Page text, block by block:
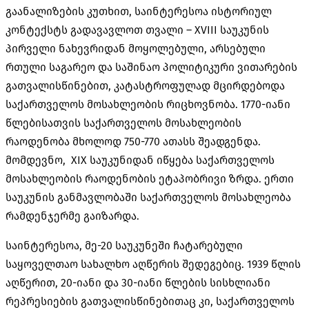
გაანალიზების კუთხით, საინტერესოა ისტორიულ
კონტექსტს გადავავლოთ თვალი – XVIII საუკუნის
პირველი ნახევრიდან მოყოლებული, არსებული
რთული საგარეო და საშინაო პოლიტიკური ვითარების
გათვალისწინებით, კატასტროფულად მცირდებოდა
საქართველოს მოსახლეობის რიცხოვნობა. 1770-იანი
წლებისათვის საქართველოს მოსახლეობის
რაოდენობა მხოლოდ 750-770 ათასს შეადგენდა.
მომდევნო, XIX საუკუნიდან იწყება საქართველოს
მოსახლეობის რაოდენობის ეტაპობრივი ზრდა. ერთი
საუკუნის განმავლობაში საქართველოს მოსახლეობა
რამდენჯერმე გაიზარდა.
საინტერესოა, მე-20 საუკუნეში ჩატარებული
საყოველთაო სახალხო აღწერის შედეგებიც. 1939 წლის
აღწერით, 20-იანი და 30-იანი წლების სისხლიანი
რეპრესიების გათვალისწინებითაც კი, საქართველოს